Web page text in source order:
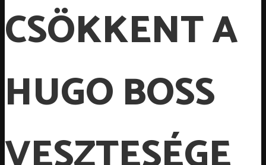
CSÖKKENT A
HUGO BOSS